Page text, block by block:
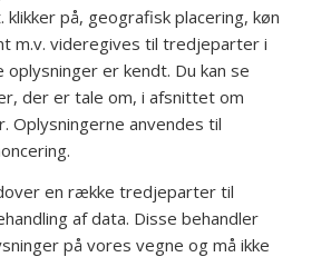
på, geografisk placering, køn
m.v. videregives til tredjeparter i
er kendt. Du kan se
der er tale om, i afsnittet om
Oplysningerne anvendes til
en række tredjeparter til
af data. Disse behandler
på vores vegne og må ikke